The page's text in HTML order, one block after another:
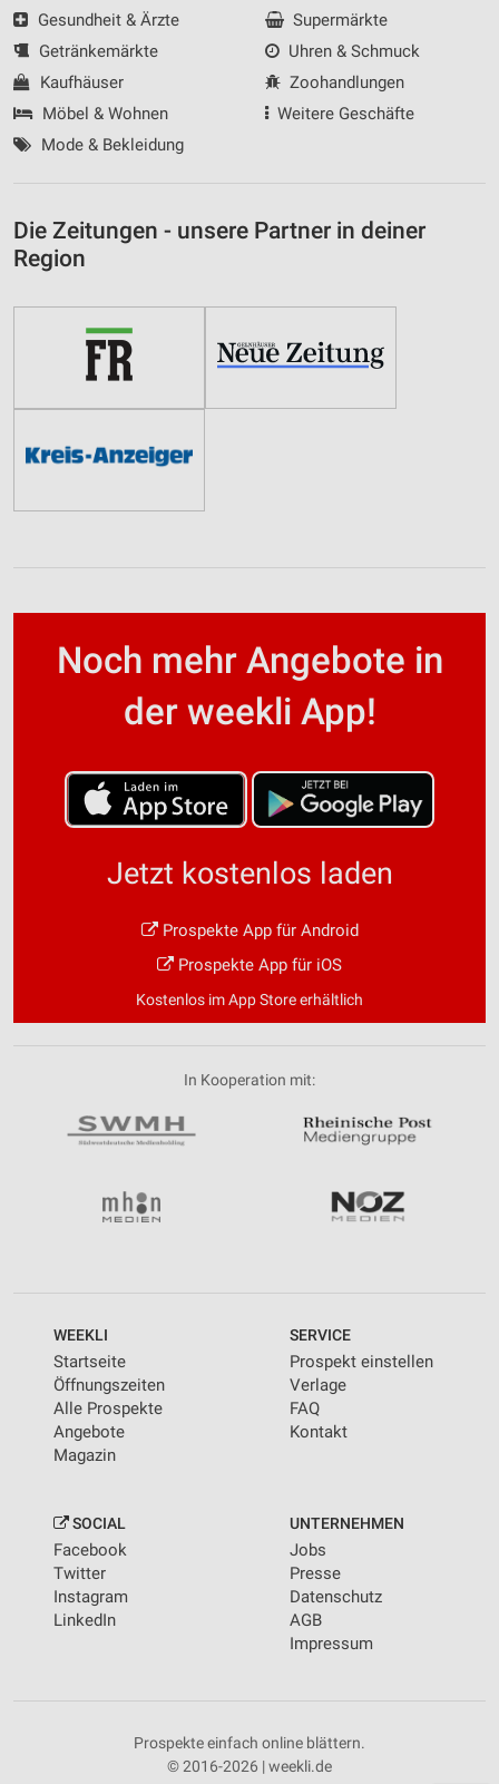
Gesundheit & Ärzte
Getränkemärkte
Kaufhäuser
Möbel & Wohnen
Mode & Bekleidung
Supermärkte
Uhren & Schmuck
Zoohandlungen
Weitere Geschäfte
Die Zeitungen - unsere Partner in deiner
Region
Noch mehr Angebote in
der weekli App!
Jetzt kostenlos laden
Prospekte App für Android
Prospekte App für iOS
Kostenlos im App Store erhältlich
In Kooperation mit:
WEEKLI
Startseite
Öffnungszeiten
Alle Prospekte
Angebote
Magazin
SERVICE
Prospekt einstellen
Verlage
FAQ
Kontakt
SOCIAL
Facebook
Twitter
Instagram
LinkedIn
UNTERNEHMEN
Jobs
Presse
Datenschutz
AGB
Impressum
Prospekte einfach online blättern.
© 2016-2026 | weekli.de